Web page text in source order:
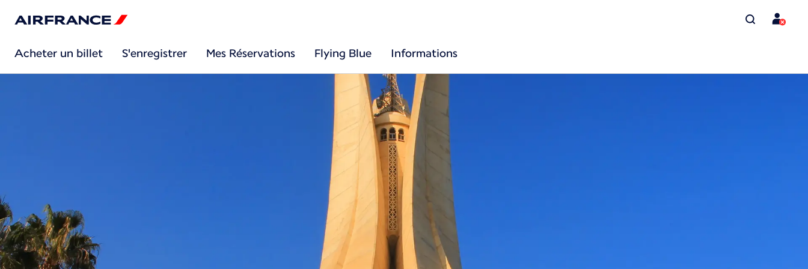
Acheter un billet S'enregistrer Mes Réservations Flying Blue Informations